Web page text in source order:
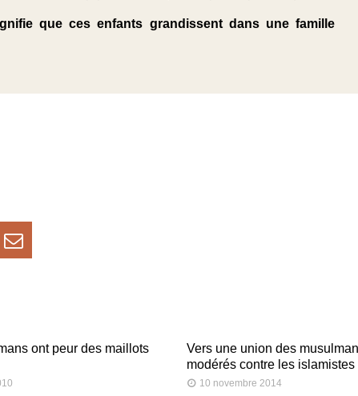
que ces enfants grandissent dans une famille
ont peur des maillots
Vers une union des
modérés contre les islamistes
10 novembre 2014